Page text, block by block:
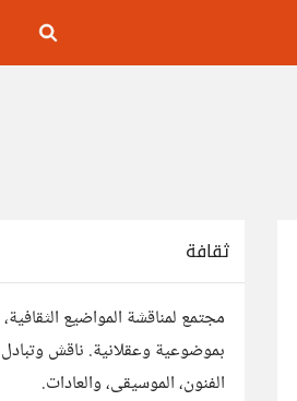
ثقافة
مجتمع لمناقشة المواضيع
بموضوعية وعقلانية. ناقش وتبادل
الفنون، الموسيقى، والعادات.